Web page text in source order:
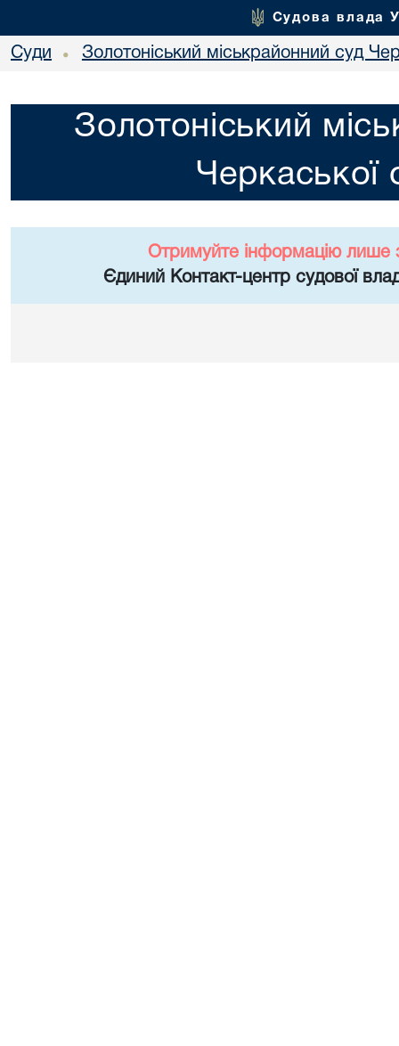
Судова влада
Суди • Золотоніський міськрайонний суд
Золотоніський
Черкаської
Отримуйте інформацію лише
Єдиний Контакт-центр судової